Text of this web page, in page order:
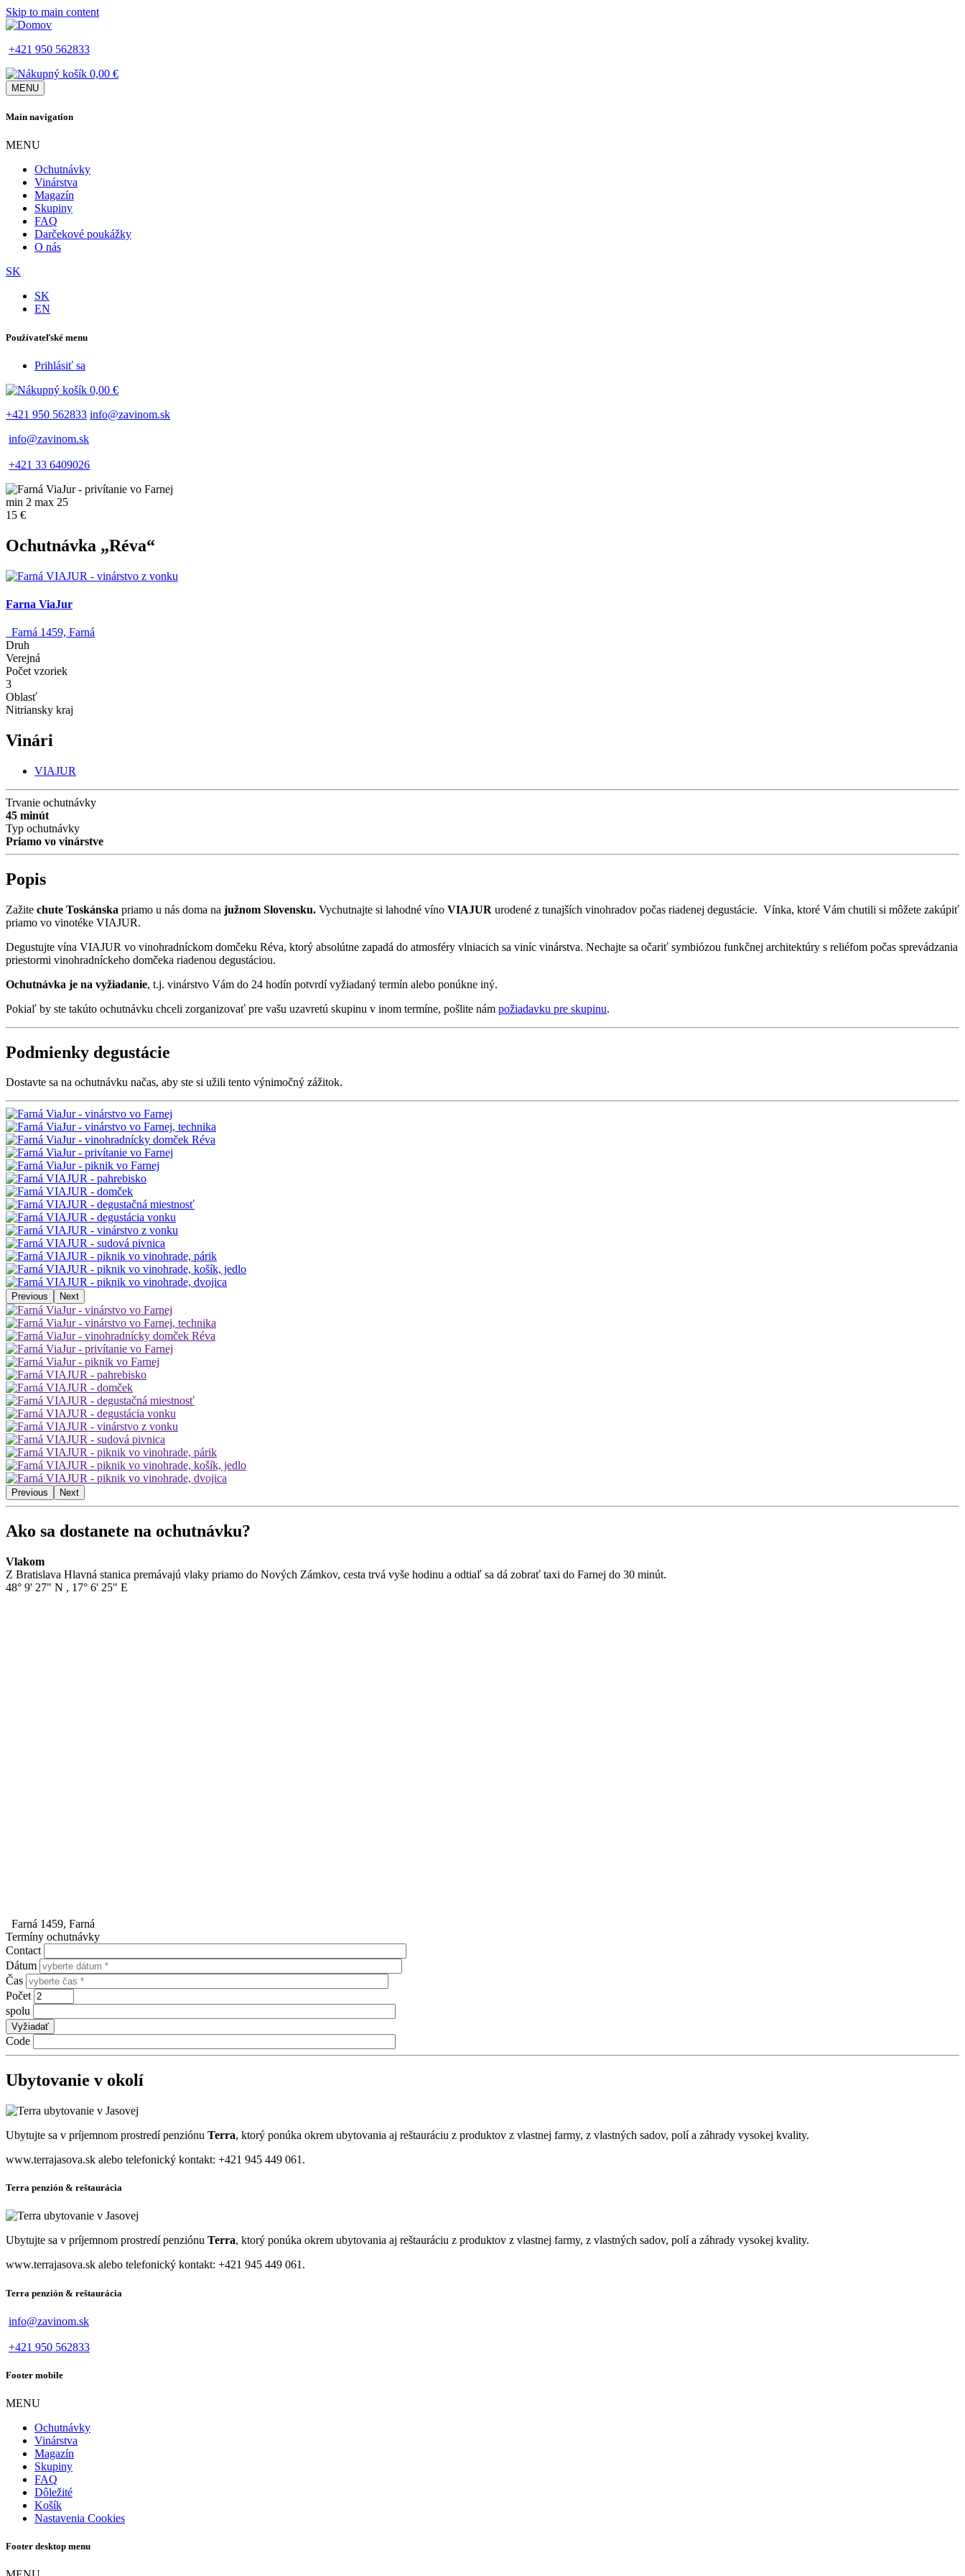
Skip to main content
+421 950 562833
0,00 €
MENU
Main navigation
MENU
Ochutnávky
Vinárstva
Magazín
Skupiny
FAQ
Darčekové poukážky
O nás
SK
SK
EN
Používateľské menu
Prihlásiť sa
0,00 €
+421 950 562833 info@zavinom.sk
info@zavinom.sk
+421 33 6409026
min 2 max 25
15 €
Ochutnávka „Réva“
Farna ViaJur
Farná 1459, Farná
Druh
Verejná
Počet vzoriek
3
Oblasť
Nitriansky kraj
Vinári
VIAJUR
Trvanie ochutnávky
45 minút
Typ ochutnávky
Priamo vo vinárstve
Popis
Zažite chute Toskánska priamo u nás doma na južnom Slovensku. Vychutnajte si lahodné víno VIAJUR urodené z tunajších vinohradov počas riadenej degustácie. Vínka, ktoré Vám chutili si môžete zakúpiť
priamo vo vinotéke VIAJUR.
Degustujte vína VIAJUR vo vinohradníckom domčeku Réva, ktorý absolútne zapadá do atmosféry vlniacich sa viníc vinárstva. Nechajte sa očariť symbiózou funkčnej architektúry s reliéfom počas sprevádzania
priestormi vinohradníckeho domčeka riadenou degustáciou.
Ochutnávka je na vyžiadanie, t.j. vinárstvo Vám do 24 hodín potvrdí vyžiadaný termín alebo ponúkne iný.
Pokiaľ by ste takúto ochutnávku chceli zorganizovať pre vašu uzavretú skupinu v inom termíne, pošlite nám požiadavku pre skupinu.
Podmienky degustácie
Dostavte sa na ochutnávku načas, aby ste si užili tento výnimočný zážitok.
Previous Next
Previous Next
Ako sa dostanete na ochutnávku?
Vlakom
Z Bratislava Hlavná stanica premávajú vlaky priamo do Nových Zámkov, cesta trvá vyše hodinu a odtiaľ sa dá zobrať taxi do Farnej do 30 minút.
48° 9' 27" N , 17° 6' 25" E
Farná 1459, Farná
Termíny ochutnávky
Contact
Dátum
Čas
Počet
spolu
Code
Ubytovanie v okolí
Ubytujte sa v príjemnom prostredí penziónu Terra, ktorý ponúka okrem ubytovania aj reštauráciu z produktov z vlastnej farmy, z vlastných sadov, polí a záhrady vysokej kvality.
www.terrajasova.sk alebo telefonický kontakt: +421 945 449 061.
Terra penzión & reštaurácia
Ubytujte sa v príjemnom prostredí penziónu Terra, ktorý ponúka okrem ubytovania aj reštauráciu z produktov z vlastnej farmy, z vlastných sadov, polí a záhrady vysokej kvality.
www.terrajasova.sk alebo telefonický kontakt: +421 945 449 061.
Terra penzión & reštaurácia
info@zavinom.sk
+421 950 562833
Footer mobile
MENU
Ochutnávky
Vinárstva
Magazín
Skupiny
FAQ
Dôležité
Košík
Nastavenia Cookies
Footer desktop menu